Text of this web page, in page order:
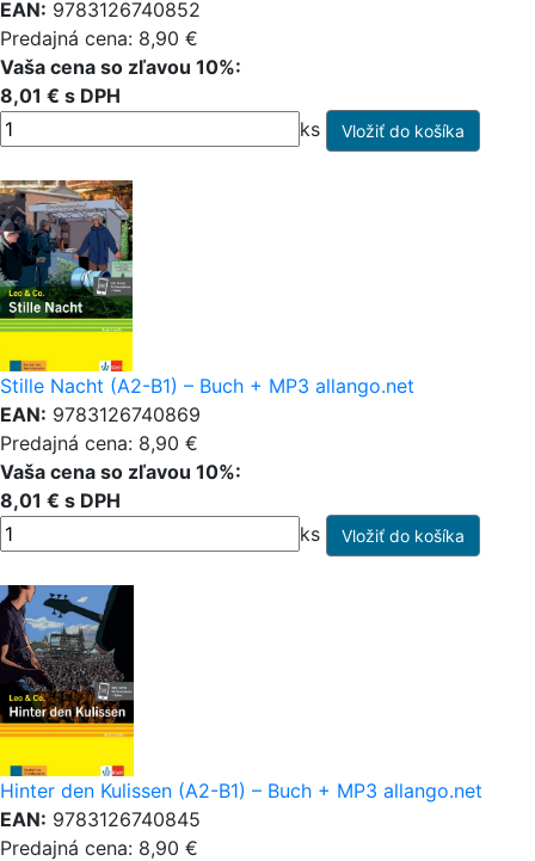
EAN: 9783126740852
Predajná cena: 8,90 €
Vaša cena so zľavou 10%:
8,01 € s DPH
ks
Stille Nacht (A2-B1) – Buch + MP3 allango.net
EAN: 9783126740869
Predajná cena: 8,90 €
Vaša cena so zľavou 10%:
8,01 € s DPH
ks
Hinter den Kulissen (A2-B1) – Buch + MP3 allango.net
EAN: 9783126740845
Predajná cena: 8,90 €